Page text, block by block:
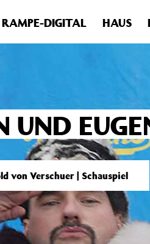
Version 4.4.0 veraltet!
RAMPE-DIGITAL HAUS
UND
von Verschuer | Schauspiel